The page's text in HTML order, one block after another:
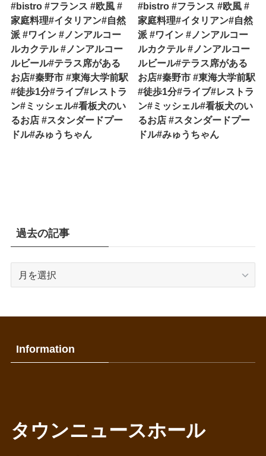
#bistro #フランス #欧風 #
家庭料理#イタリアン#自然
派 #ワイン #ノンアルコー
ルカクテル #ノンアルコー
ルビール#テラス席がある
お店#秦野市 #東海大学前駅
#徒歩1分#ライブ#レストラ
ン#ミッシェル#看板犬のい
るお店 #スタンダードプー
ドル#みゅうちゃん
#bistro #フランス #欧風 #
家庭料理#イタリアン#自然
派 #ワイン #ノンアルコー
ルカクテル #ノンアルコー
ルビール#テラス席がある
お店#秦野市 #東海大学前駅
#徒歩1分#ライブ#レストラ
ン#ミッシェル#看板犬のい
るお店 #スタンダードプー
ドル#みゅうちゃん
過去の記事
Information
タウンニュースホール